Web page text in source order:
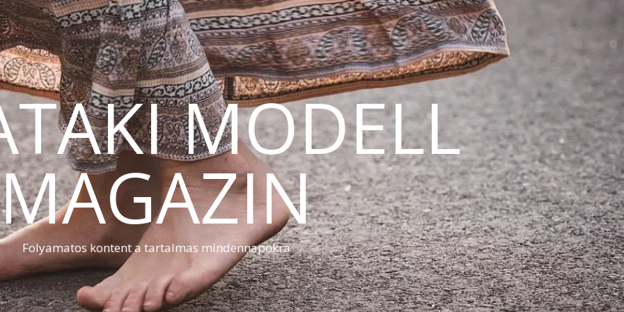
MODELL
MAGAZIN
Folyamatos kontent a tartalmas mindennapokra